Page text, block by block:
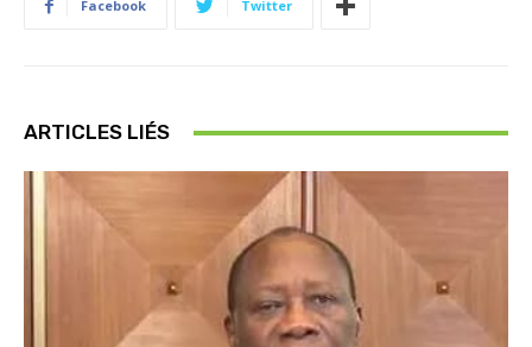
Facebook Twitter
ARTICLES LIÉS